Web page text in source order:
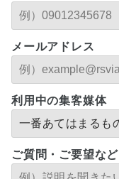
メールアドレス
利用中の集客媒体
ご質問・ご要望など